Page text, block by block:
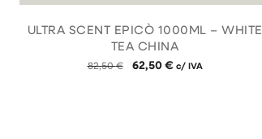
ULTRA SCENT EPICÒ 1000ML – WHITE
TEA CHINA
82,50€ 62,50€ c/ IVA